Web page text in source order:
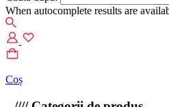
When autocomplete results are
Coș